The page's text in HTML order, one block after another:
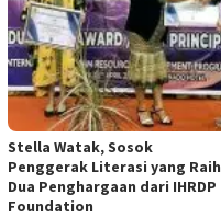
Stella Watak, Sosok
Penggerak Literasi yang Raih
Dua Penghargaan dari IHRDP
Foundation